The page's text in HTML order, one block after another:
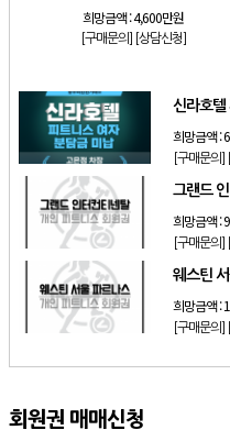
희망금액 :4,600만원
[구매문의] [상담신청]
신라호텔
희망금액 :
[구매문의]
그랜드
희망금액 :
[구매문의]
웨스틴
희망금액 :
[구매문의]
회원권 매매신청